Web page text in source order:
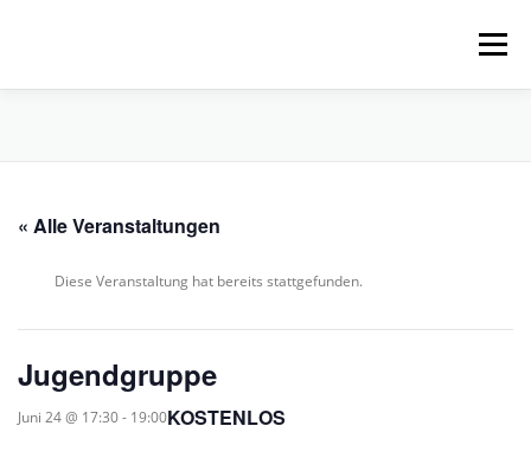
Menü
VERLEIH, TOUREN UND SUP
« Alle Veranstaltungen
Diese Veranstaltung hat bereits stattgefunden.
Jugendgruppe
Juni 24 @ 17:30- 19:00KOSTENLOS